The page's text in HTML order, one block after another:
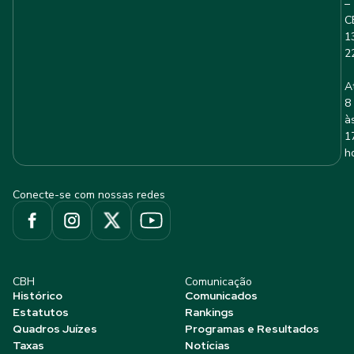
–
8
Conecte-se com nossas redes
CBH
Histórico
Estatutos
Quadros Juízes
Taxas
Comunicação
Comunicados
Rankings
Programas e Resultados
Notícias